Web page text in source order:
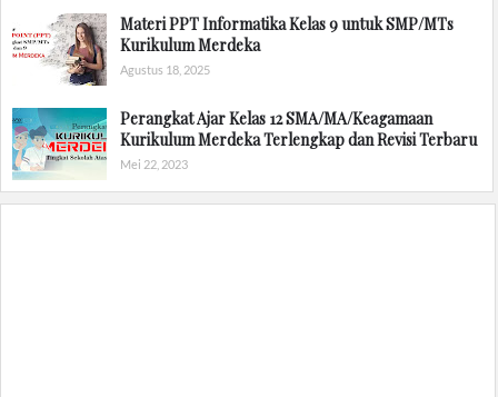
Materi PPT Informatika Kelas 9 untuk SMP/MTs
Kurikulum Merdeka
Agustus 18, 2025
Perangkat Ajar Kelas 12 SMA/MA/Keagamaan
Kurikulum Merdeka Terlengkap dan Revisi Terbaru
Mei 22, 2023